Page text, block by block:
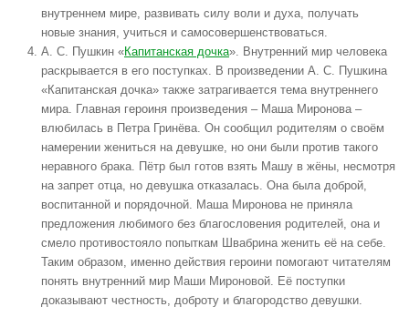
внутреннем мире, развивать силу воли и духа, получать
новые знания, учиться и самосовершенствоваться.
А. С. Пушкин «Капитанская дочка». Внутренний мир человека
раскрывается в его поступках. В произведении А. С. Пушкина
«Капитанская дочка» также затрагивается тема внутреннего
мира. Главная героиня произведения – Маша Миронова –
влюбилась в Петра Гринёва. Он сообщил родителям о своём
намерении жениться на девушке, но они были против такого
неравного брака. Пётр был готов взять Машу в жёны, несмотря
на запрет отца, но девушка отказалась. Она была доброй,
воспитанной и порядочной. Маша Миронова не приняла
предложения любимого без благословения родителей, она и
смело противостояло попыткам Швабрина женить её на себе.
Таким образом, именно действия героини помогают читателям
понять внутренний мир Маши Мироновой. Её поступки
доказывают честность, доброту и благородство девушки.